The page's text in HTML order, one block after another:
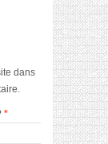
dans
*